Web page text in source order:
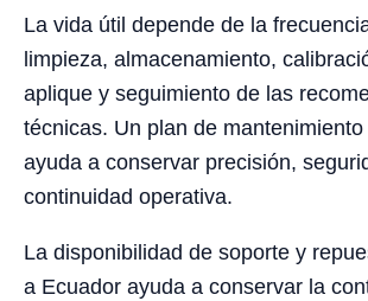
La vida útil depende de la
limpieza, almacenamiento,
aplique y seguimiento de las
técnicas. Un plan de
ayuda a conservar precisión,
continuidad operativa.
La disponibilidad de soporte y
a Ecuador ayuda a conservar la